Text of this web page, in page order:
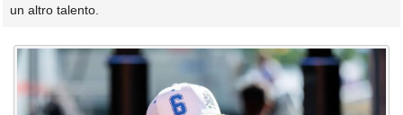
un altro talento.